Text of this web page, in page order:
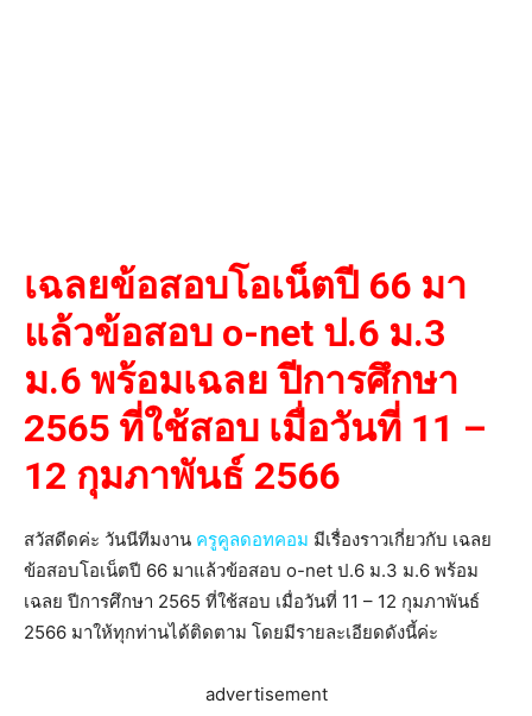
เฉลยข้อสอบโอเน็ตปี 66 มา
แล้วข้อสอบ o-net ป.6 ม.3
ม.6 พร้อมเฉลย ปีการศึกษา
2565 ที่ใช้สอบ เมื่อวันที่ 11 –
12 กุมภาพันธ์ 2566
สวัสดีดค่ะ วันนีทีมงาน ครูคูลดอทคอม มีเรื่องราวเกี่ยวกับ เฉลย
ข้อสอบโอเน็ตปี 66 มาแล้วข้อสอบ o-net ป.6 ม.3 ม.6 พร้อม
เฉลย ปีการศึกษา 2565 ที่ใช้สอบ เมื่อวันที่ 11 – 12 กุมภาพันธ์
2566 มาให้ทุกท่านได้ติดตาม โดยมีรายละเอียดดังนี้ค่ะ
advertisement